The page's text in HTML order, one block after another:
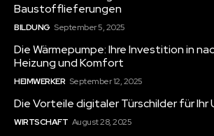
Baustofflieferungen
BILDUNG September 5, 2025
Die Wärmepumpe: Ihre Investition in
Heizung und Komfort
HEIMWERKER September 12, 2025
Die Vorteile digitaler Türschilder für Ihr
WIRTSCHAFT August 28, 2025